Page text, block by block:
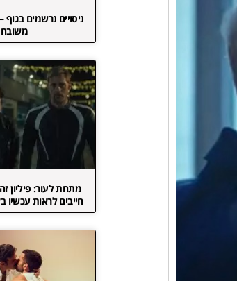
ניסויים נרשמים
משובח
מתחת לעור: פיליון
חייבים לראות עכשיו